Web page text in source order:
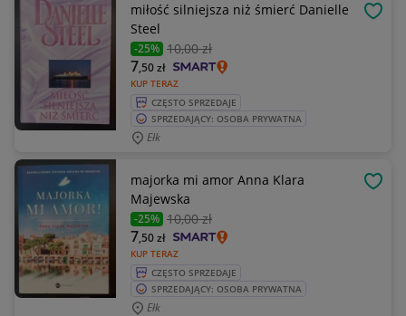
miłość silniejsza niż śmierć Danielle
Steel
-25% 10,00 zł
KUP TERAZ
7,50zł
CZĘSTO SPRZEDAJE
SPRZEDAJĄCY: OSOBA PRYWATNA
Ełk
majorka mi amor Anna Klara
Majewska
-25% 10,00 zł
KUP TERAZ
7,50zł
CZĘSTO SPRZEDAJE
SPRZEDAJĄCY: OSOBA PRYWATNA
Ełk